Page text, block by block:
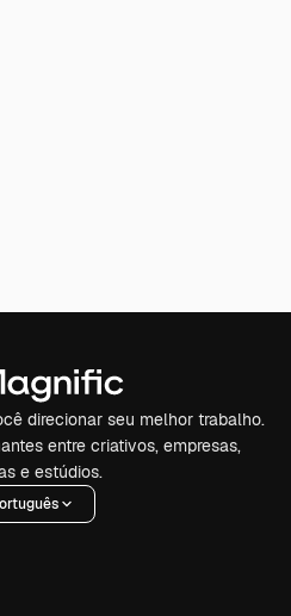
direcionar seu melhor trabalho.
entre criativos, empresas,
e estúdios.